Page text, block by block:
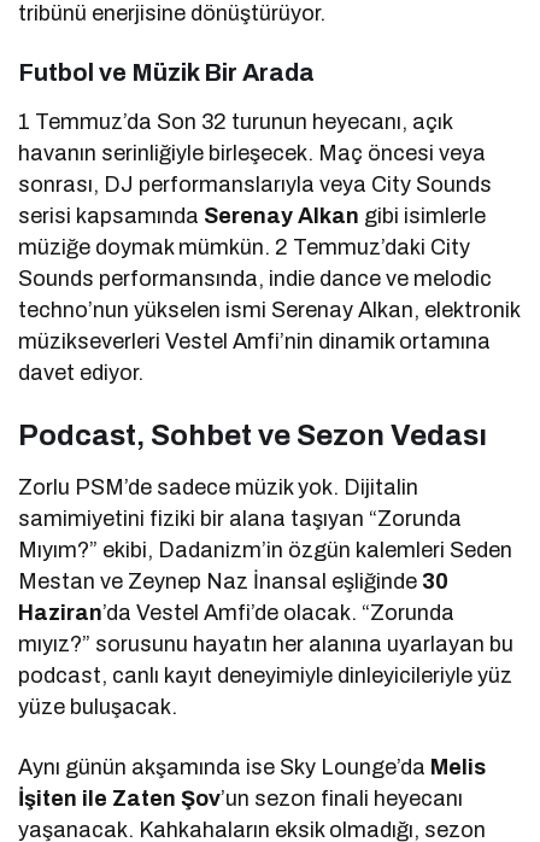
tribünü enerjisine dönüştürüyor.
Futbol ve Müzik Bir Arada
1 Temmuz’da Son 32 turunun heyecanı, açık
havanın serinliğiyle birleşecek. Maç öncesi veya
sonrası, DJ performanslarıyla veya City Sounds
serisi kapsamında Serenay Alkan gibi isimlerle
müziğe doymak mümkün. 2 Temmuz’daki City
Sounds performansında, indie dance ve melodic
techno’nun yükselen ismi Serenay Alkan, elektronik
müzikseverleri Vestel Amfi’nin dinamik ortamına
davet ediyor.
Podcast, Sohbet ve Sezon Vedası
Zorlu PSM’de sadece müzik yok. Dijitalin
samimiyetini fiziki bir alana taşıyan “Zorunda
Mıyım?” ekibi, Dadanizm’in özgün kalemleri Seden
Mestan ve Zeynep Naz İnansal eşliğinde 30
Haziran’da Vestel Amfi’de olacak. “Zorunda
mıyız?” sorusunu hayatın her alanına uyarlayan bu
podcast, canlı kayıt deneyimiyle dinleyicileriyle yüz
yüze buluşacak.
Aynı günün akşamında ise Sky Lounge’da Melis
İşiten ile Zaten Şov’un sezon finali heyecanı
yaşanacak. Kahkahaların eksik olmadığı, sezon